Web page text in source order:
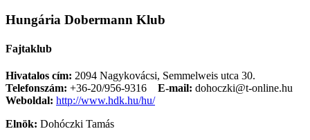
Hungária Dobermann Klub
Fajtaklub
Hivatalos cím: 2094 Nagykovácsi, Semmelweis utca 30.
Telefonszám: +36-20/956-9316 E-mail: dohoczki@t-online.hu
Weboldal: http://www.hdk.hu/hu/
Elnök: Dohóczki Tamás